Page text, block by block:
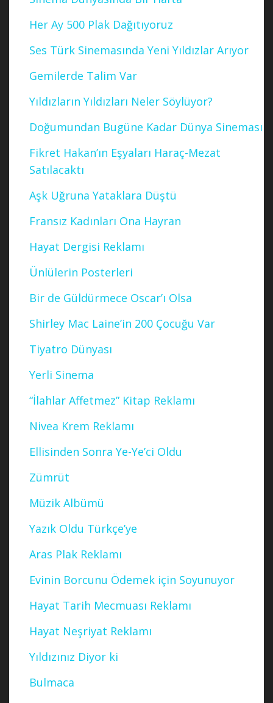
Her Ay 500 Plak Dağıtıyoruz
Ses Türk Sinemasında Yeni Yıldızlar Arıyor
Gemilerde Talim Var
Yıldızların Yıldızları Neler Söylüyor?
Doğumundan Bugüne Kadar Dünya Sineması
Fikret Hakan’ın Eşyaları Haraç-Mezat
Satılacaktı
Aşk Uğruna Yataklara Düştü
Fransız Kadınları Ona Hayran
Hayat Dergisi Reklamı
Ünlülerin Posterleri
Bir de Güldürmece Oscar’ı Olsa
Shirley Mac Laine’in 200 Çocuğu Var
Tiyatro Dünyası
Yerli Sinema
“İlahlar Affetmez” Kitap Reklamı
Nivea Krem Reklamı
Ellisinden Sonra Ye-Ye’ci Oldu
Zümrüt
Müzik Albümü
Yazık Oldu Türkçe’ye
Aras Plak Reklamı
Evinin Borcunu Ödemek için Soyunuyor
Hayat Tarih Mecmuası Reklamı
Hayat Neşriyat Reklamı
Yıldızınız Diyor ki
Bulmaca